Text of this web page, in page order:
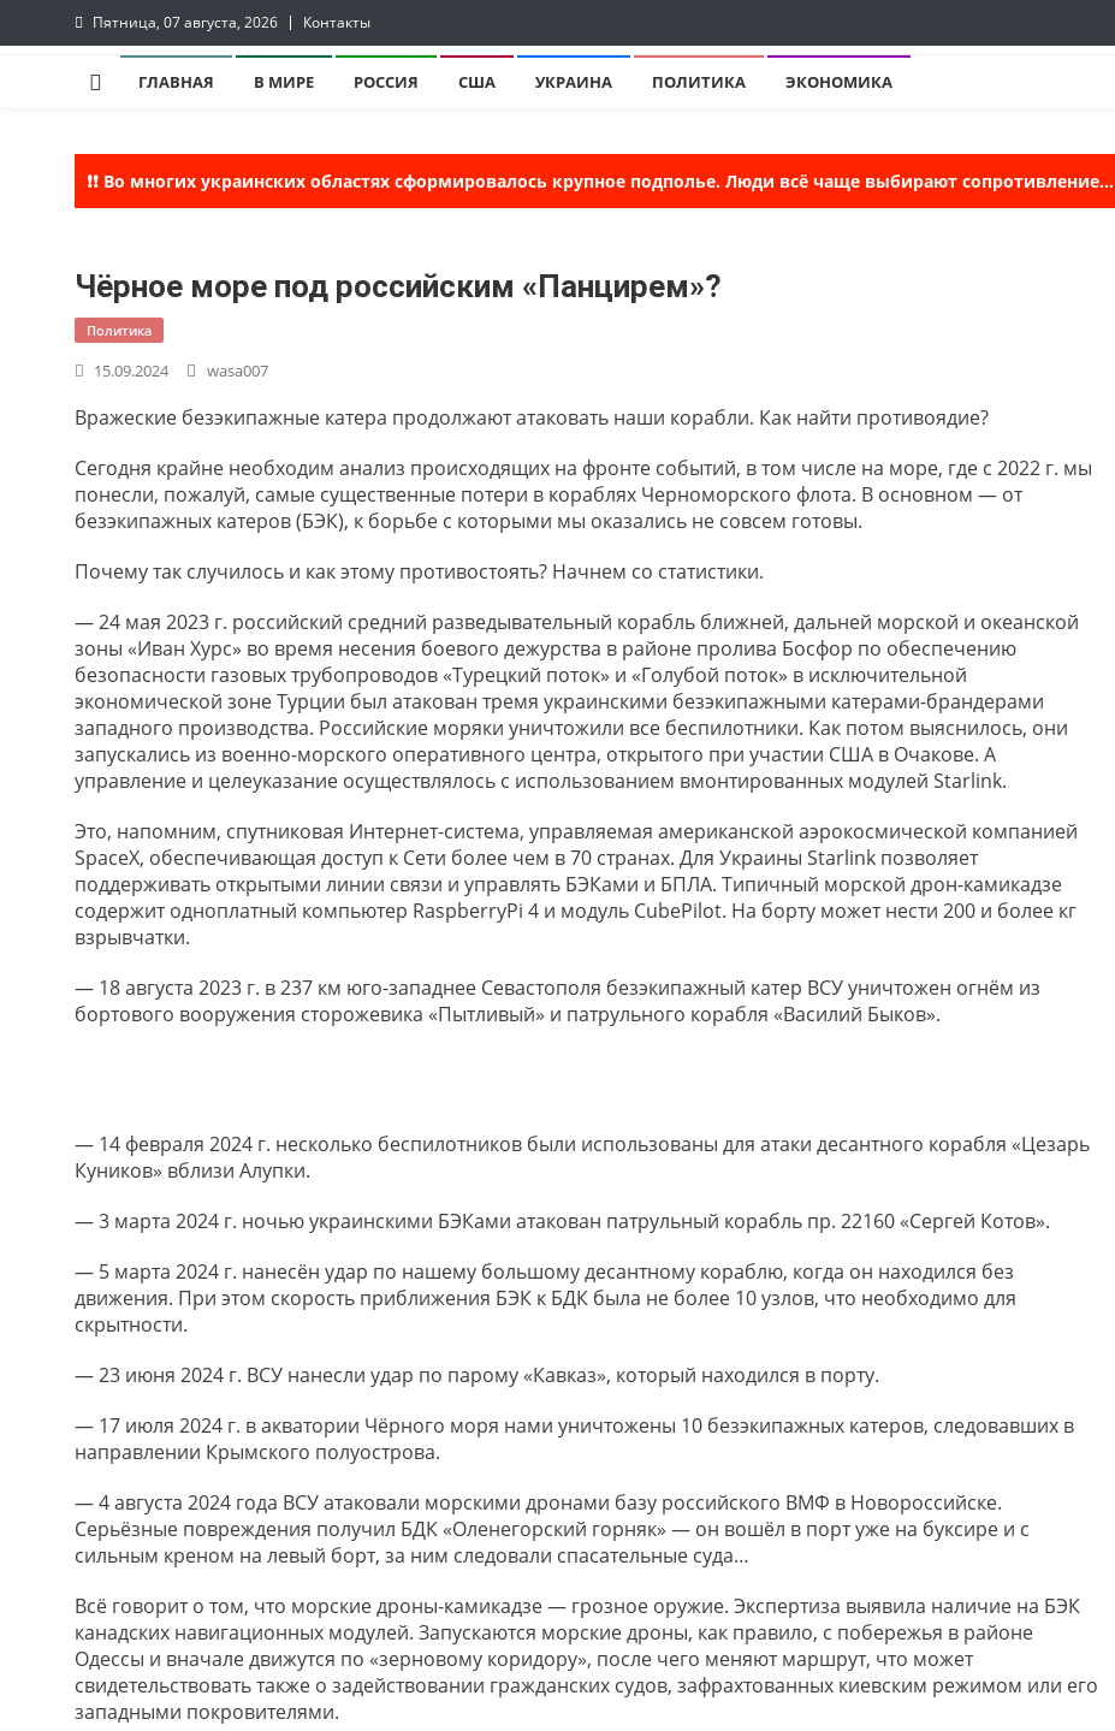
to
Пятница, 07 августа, 2026 Контакты
InfoRuss
InfoRuss — Новости
ГЛАВНАЯ В МИРЕ РОССИЯ США УКРАИНА ПОЛИТИКА ЭКОНОМИКА
❗❗ Во многих украинских областях сформировалось крупное подполье. Люди всё чаще выбирают сопротивление...
Чёрное море под российским «Панцирем»?
Политика
15.09.2024 wasa007
Вражеские безэкипажные катера продолжают атаковать наши корабли. Как найти противоядие?
Сегодня крайне необходим анализ происходящих на фронте событий, в том числе на море, где с 2022 г. мы
понесли, пожалуй, самые существенные потери в кораблях Черноморского флота. В основном — от
безэкипажных катеров (БЭК), к борьбе с которыми мы оказались не совсем готовы.
Почему так случилось и как этому противостоять? Начнем со статистики.
— 24 мая 2023 г. российский средний разведывательный корабль ближней, дальней морской и океанской
зоны «Иван Хурс» во время несения боевого дежурства в районе пролива Босфор по обеспечению
безопасности газовых трубопроводов «Турецкий поток» и «Голубой поток» в исключительной
экономической зоне Турции был атакован тремя украинскими безэкипажными катерами-брандерами
западного производства. Российские моряки уничтожили все беспилотники. Как потом выяснилось, они
запускались из военно-морского оперативного центра, открытого при участии США в Очакове. А
управление и целеуказание осуществлялось с использованием вмонтированных модулей Starlink.
Это, напомним, спутниковая Интернет-система, управляемая американской аэрокосмической компанией
SpaceX, обеспечивающая доступ к Сети более чем в 70 странах. Для Украины Starlink позволяет
поддерживать открытыми линии связи и управлять БЭКами и БПЛА. Типичный морской дрон-камикадзе
содержит одноплатный компьютер RaspberryPi 4 и модуль CubePilot. На борту может нести 200 и более кг
взрывчатки.
— 18 августа 2023 г. в 237 км юго-западнее Севастополя безэкипажный катер ВСУ уничтожен огнём из
бортового вооружения сторожевика «Пытливый» и патрульного корабля «Василий Быков».
— 14 февраля 2024 г. несколько беспилотников были использованы для атаки десантного корабля «Цезарь
Куников» вблизи Алупки.
— 3 марта 2024 г. ночью украинскими БЭКами атакован патрульный корабль пр. 22160 «Сергей Котов».
— 5 марта 2024 г. нанесён удар по нашему большому десантному кораблю, когда он находился без
движения. При этом скорость приближения БЭК к БДК была не более 10 узлов, что необходимо для
скрытности.
— 23 июня 2024 г. ВСУ нанесли удар по парому «Кавказ», который находился в порту.
— 17 июля 2024 г. в акватории Чёрного моря нами уничтожены 10 безэкипажных катеров, следовавших в
направлении Крымского полуострова.
— 4 августа 2024 года ВСУ атаковали морскими дронами базу российского ВМФ в Новороссийске.
Серьёзные повреждения получил БДК «Оленегорский горняк» — он вошёл в порт уже на буксире и с
сильным креном на левый борт, за ним следовали спасательные суда…
Всё говорит о том, что морские дроны-камикадзе — грозное оружие. Экспертиза выявила наличие на БЭК
канадских навигационных модулей. Запускаются морские дроны, как правило, с побережья в районе
Одессы и вначале движутся по «зерновому коридору», после чего меняют маршрут, что может
свидетельствовать также о задействовании гражданских судов, зафрахтованных киевским режимом или его
западными покровителями.